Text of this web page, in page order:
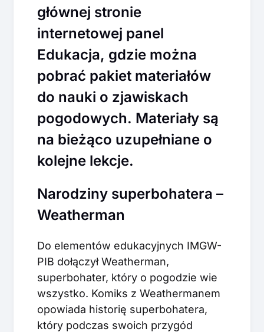
głównej stronie
internetowej panel
Edukacja, gdzie można
pobrać pakiet materiałów
do nauki o zjawiskach
pogodowych. Materiały są
na bieżąco uzupełniane o
kolejne lekcje.
Narodziny superbohatera –
Weatherman
Do elementów edukacyjnych IMGW-
PIB dołączył Weatherman,
superbohater, który o pogodzie wie
wszystko. Komiks z Weathermanem
opowiada historię superbohatera,
który podczas swoich przygód